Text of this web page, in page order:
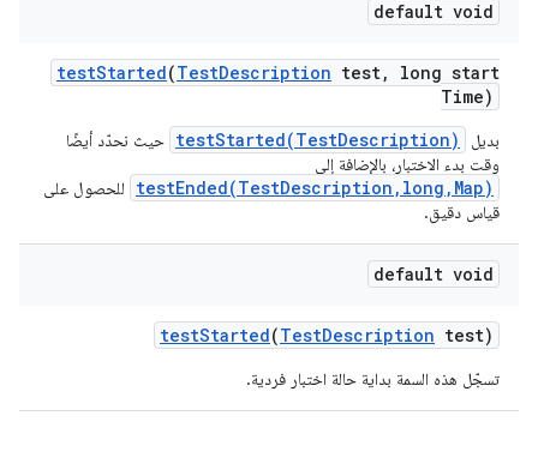
default void
testStarted(TestDescription test,
long start
Time)
بديل testStarted(TestDescription) حيث نحدّد أيضًا
وقت بدء الاختبار، بالإضافة إلى
testEnded(TestDescription,long,Map)
للحصول على
قياس دقيق.
default void
testStarted(TestDescription test)
تسجّل هذه السمة بداية حالة اختبار فردية.